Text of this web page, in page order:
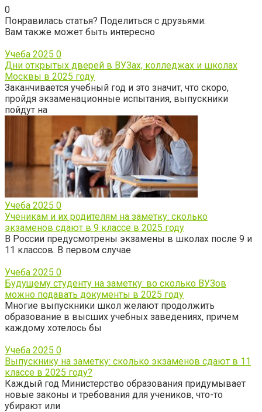
0
Понравилась статья? Поделиться с друзьями:
Вам также может быть интересно
Учеба 2025 0
Дни открытых дверей в ВУЗах, колледжах и школах
Москвы в 2025 году
Заканчивается учебный год и это значит, что скоро,
пройдя экзаменационные испытания, выпускники
пойдут на
Учеба 2025 0
Ученикам и их родителям на заметку: сколько
экзаменов сдают в 9 классе в 2025 году
В России предусмотрены экзамены в школах после 9 и
11 классов. В первом случае
Учеба 2025 0
Будущему студенту на заметку: во сколько ВУЗов
можно подавать документы в 2025 году
Многие выпускники школ желают продолжить
образование в высших учебных заведениях, причем
каждому хотелось бы
Учеба 2025 0
Выпускнику на заметку: сколько экзаменов сдают в 11
классе в 2025 году?
Каждый год Министерство образования придумывает
новые законы и требования для учеников, что-то
убирают или